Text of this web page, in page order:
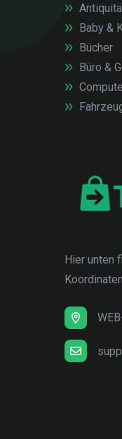
Baby &
Bücher
Büro &
Hier unten